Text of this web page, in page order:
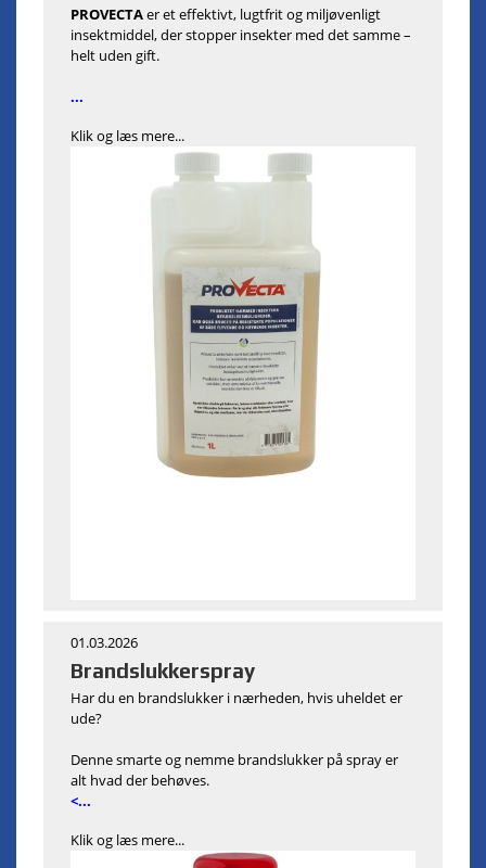
PROVECTAer et effektivt, lugtfrit og miljøvenligt
insektmiddel, der stopper insekter med det samme –
helt uden gift.
...
Klik og læs mere...
01.03.2026
Brandslukkerspray
Har du en brandslukker i nærheden, hvis uheldet er
ude?
Denne smarte og nemme brandslukker på spray er
alt hvad der behøves.
<...
Klik og læs mere...